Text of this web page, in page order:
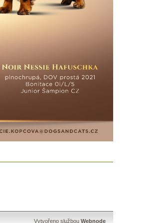
Vytvořeno službou Webnode